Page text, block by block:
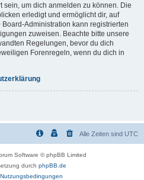
sein, um dich anmelden zu können. Die
erledigt und ermöglicht dir, auf
Administration kann registrierten
zuweisen. Beachte bitte unsere
Regelungen, bevor du dich
Forenregeln, wenn du dich in
Alle Zeiten sind UTC
Software © phpBB Limited
durch phpBB.de
Nutzungsbedingungen